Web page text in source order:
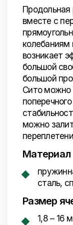
Продольная
вместе с
колебаниям
возникает
большой
большой
Сито можно
можно
Материал
сталь,
Размер
1,8 – 16